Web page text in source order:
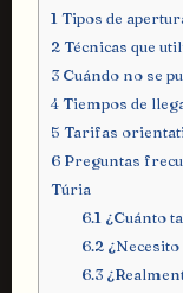
1 Tipos de
2Técnicas que
3 Cuándo no se
4Tiempos de
5 Tarifas
6 Preguntas
Túria
6.1 ¿Cuánto
6.2¿Necesito
6.3